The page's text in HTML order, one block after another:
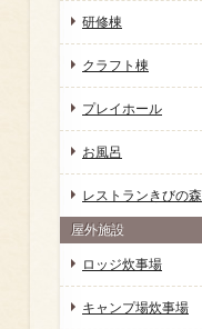
研修棟
クラフト棟
プレイホール
お風呂
レストランきびの森
屋外施設
ロッジ炊事場
キャンプ場炊事場